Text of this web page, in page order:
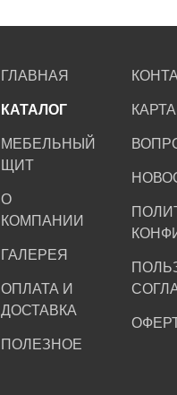
ГЛАВНАЯ
КАТАЛОГ
МЕБЕЛЬНЫЙ
ЩИТ
О
КОМПАНИИ
ГАЛЕРЕЯ
ОПЛАТА И
ДОСТАВКА
ПОЛЕЗНОЕ